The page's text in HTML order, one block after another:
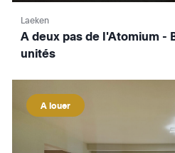
Laeken
A deux pas de l'Atomium -
unités
A louer